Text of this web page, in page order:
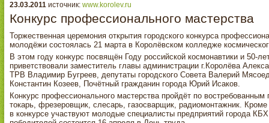
23.03.2011источник: www.korolev.ru
Конкурс профессионального мастерства
Торжественная церемония открытия городского конкурса
молодёжи состоялась 21 марта в Королёвском колледже
В этом году конкурс посвящён Году российской космонавтики и 50-
приветствовали заместитель главы администрации г.Королёва
ТРВ Владимир Бугреев, депутаты городского Совета Валерий
Константин Козеев, Почётный гражданин города Юрий Исаков.
Конкурс профессионального мастерства пройдёт по
токарь, фрезеровщик, слесарь, газосварщик, радиомонтажник.
в конкурсе участвуют молодые специалисты предприятий города